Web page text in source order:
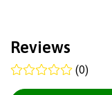
Reviews
(0)